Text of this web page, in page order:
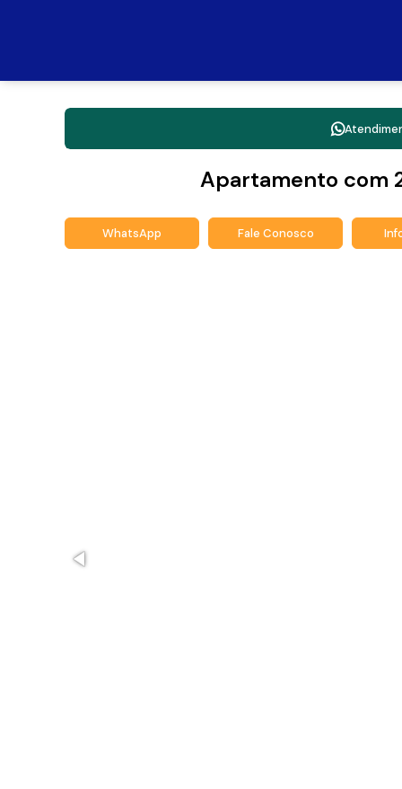
Apartamento com
WhatsApp Fale Conosco